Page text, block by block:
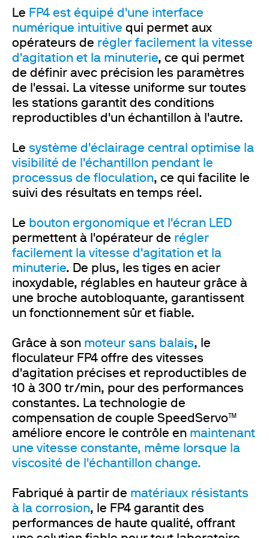
Le FP4 est équipé d'une interface
numérique intuitive qui permet aux
opérateurs de régler facilement la vitesse
d'agitation et la minuterie, ce qui permet
de définir avec précision les paramètres
de l'essai. La vitesse uniforme sur toutes
les stations garantit des conditions
reproductibles d'un échantillon à l'autre.
Le système d'éclairage central optimise la
visibilité de l'échantillon pendant le
processus de floculation, ce qui facilite le
suivi des résultats en temps réel.
Le bouton ergonomique et l'écran LED
permettent à l'opérateur de régler
facilement la vitesse d'agitation et la
minuterie. De plus, les tiges en acier
inoxydable, réglables en hauteur grâce à
une broche autobloquante, garantissent
un fonctionnement sûr et fiable.
Grâce à son moteur sans balais, le
floculateur FP4 offre des vitesses
d'agitation précises et reproductibles de
10 à 300 tr/min, pour des performances
constantes. La technologie de
compensation de couple SpeedServo™
améliore encore le contrôle en maintenant
une vitesse constante, même lorsque la
viscosité de l'échantillon change.
Fabriqué à partir de matériaux résistants
à la corrosion, le FP4 garantit des
performances de haute qualité, offrant